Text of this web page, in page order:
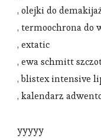
, olejki do
, termoochrona do
, extatic
, ewa schmitt
, blistex intensive
, kalendarz
yyyyy